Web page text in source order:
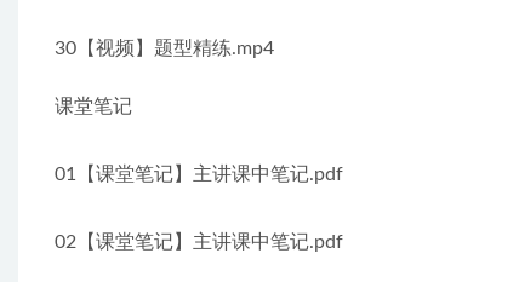
30【视频】题型精练.mp4
课堂笔记
01【课堂笔记】主讲课中笔记.pdf
02【课堂笔记】主讲课中笔记.pdf